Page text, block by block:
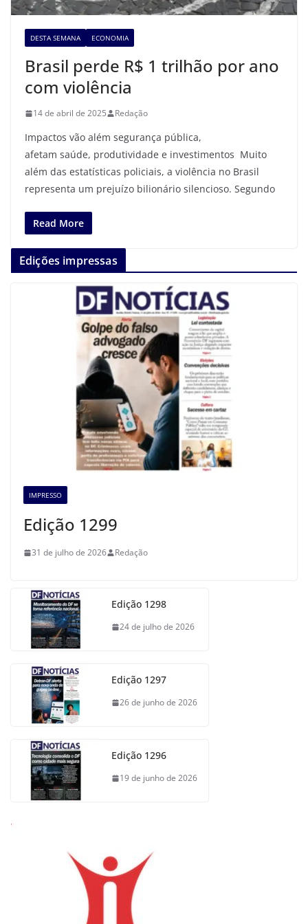
DESTA SEMANA ECONOMIA
Brasil perde R$ 1 trilhão por ano
com violência
14 de abril de 2025 Redação
Impactos vão além segurança pública,
afetam saúde, produtividade e investimentos Muito
além das estatísticas policiais, a violência no Brasil
representa um prejuízo bilionário silencioso. Segundo
Read More
Edições impressas
IMPRESSO
Edição 1299
31 de julho de 2026 Redação
Edição 1298
24 de julho de 2026
Edição 1297
26 de junho de 2026
Edição 1296
19 de junho de 2026